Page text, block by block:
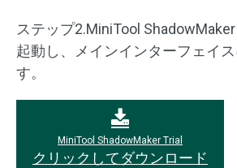
ステップ2.MiniTool
起動し、メインインターフェイ
す。
MiniTool ShadowMaker Trial
クリックしてダウンロード